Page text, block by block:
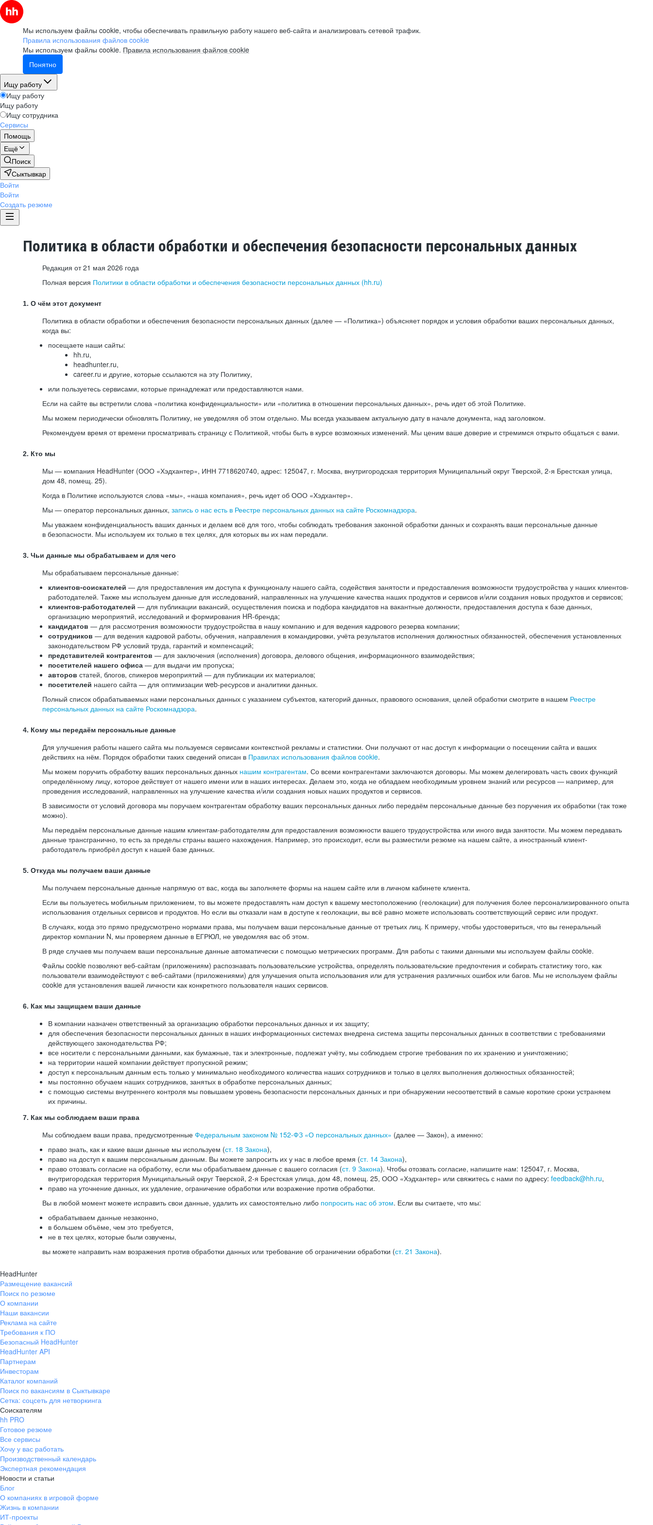
Мы используем файлы cookie, чтобы обеспечивать правильную работу нашего веб-сайта и анализировать сетевой трафик.
Правила использования файлов cookie
Мы используем файлы cookie. Правила использования файлов cookie
Понятно
Ищу работу
Ищу работу
Ищу работу
Ищу сотрудника
Сервисы
Помощь
Ещё
Поиск
Сыктывкар
Войти
Войти
Создать резюме
Политика в области обработки и обеспечения безопасности персональных данных
Редакция от 21 мая 2026 года
Полная версия Политики в области обработки и обеспечения безопасности персональных данных (hh.ru)
1. О чём этот документ
Политика в области обработки и обеспечения безопасности персональных данных (далее — «Политика») объясняет порядок и условия обработки ваших персональных данных,
когда вы:
посещаете наши сайты:
hh.ru,
headhunter.ru,
career.ru и другие, которые ссылаются на эту Политику,
или пользуетесь сервисами, которые принадлежат или предоставляются нами.
Если на сайте вы встретили слова «политика конфиденциальности» или «политика в отношении персональных данных», речь идет об этой Политике.
Мы можем периодически обновлять Политику, не уведомляя об этом отдельно. Мы всегда указываем актуальную дату в начале документа, над заголовком.
Рекомендуем время от времени просматривать страницу с Политикой, чтобы быть в курсе возможных изменений. Мы ценим ваше доверие и стремимся открыто общаться с вами.
2. Кто мы
Мы — компания HeadHunter (ООО «Хэдхантер», ИНН 7718620740, адрес: 125047, г. Москва, внутригородская территория Муниципальный округ Тверской, 2-я Брестская улица,
дом 48, помещ. 25).
Когда в Политике используются слова «мы», «наша компания», речь идет об ООО «Хэдхантер».
Мы — оператор персональных данных, запись о нас есть в Реестре персональных данных на сайте Роскомнадзора.
Мы уважаем конфиденциальность ваших данных и делаем всё для того, чтобы соблюдать требования законной обработки данных и сохранять ваши персональные данные
в безопасности. Мы используем их только в тех целях, для которых вы их нам передали.
3. Чьи данные мы обрабатываем и для чего
Мы обрабатываем персональные данные:
клиентов-соискателей — для предоставления им доступа к функционалу нашего сайта, содействия занятости и предоставления возможности трудоустройства у наших клиентов-
работодателей. Также мы используем данные для исследований, направленных на улучшение качества наших продуктов и сервисов и/или создания новых продуктов и сервисов;
клиентов-работодателей — для публикации вакансий, осуществления поиска и подбора кандидатов на вакантные должности, предоставления доступа к базе данных,
организацию мероприятий, исследований и формирования HR-бренда;
кандидатов — для рассмотрения возможности трудоустройства в нашу компанию и для ведения кадрового резерва компании;
сотрудников — для ведения кадровой работы, обучения, направления в командировки, учёта результатов исполнения должностных обязанностей, обеспечения установленных
законодательством РФ условий труда, гарантий и компенсаций;
представителей контрагентов — для заключения (исполнения) договора, делового общения, информационного взаимодействия;
посетителей нашего офиса — для выдачи им пропуска;
авторов статей, блогов, спикеров мероприятий — для публикации их материалов;
посетителей нашего сайта — для оптимизации web-ресурсов и аналитики данных.
Полный список обрабатываемых нами персональных данных с указанием субъектов, категорий данных, правового основания, целей обработки смотрите в нашем Реестре
персональных данных на сайте Роскомнадзора.
4. Кому мы передаём персональные данные
Для улучшения работы нашего сайта мы пользуемся сервисами контекстной рекламы и статистики. Они получают от нас доступ к информации о посещении сайта и ваших
действиях на нём. Порядок обработки таких сведений описан в Правилах использования файлов cookie.
Мы можем поручить обработку ваших персональных данных нашим контрагентам. Со всеми контрагентами заключаются договоры. Мы можем делегировать часть своих функций
определённому лицу, которое действует от нашего имени или в наших интересах. Делаем это, когда не обладаем необходимым уровнем знаний или ресурсов — например, для
проведения исследований, направленных на улучшение качества и/или создания новых наших продуктов и сервисов.
В зависимости от условий договора мы поручаем контрагентам обработку ваших персональных данных либо передаём персональные данные без поручения их обработки (так тоже
можно).
Мы передаём персональные данные нашим клиентам-работодателям для предоставления возможности вашего трудоустройства или иного вида занятости. Мы можем передавать
данные трансгранично, то есть за пределы страны вашего нахождения. Например, это происходит, если вы разместили резюме на нашем сайте, а иностранный клиент-
работодатель приобрёл доступ к нашей базе данных.
5. Откуда мы получаем ваши данные
Мы получаем персональные данные напрямую от вас, когда вы заполняете формы на нашем сайте или в личном кабинете клиента.
Если вы пользуетесь мобильным приложением, то вы можете предоставлять нам доступ к вашему местоположению (геолокации) для получения более персонализированного опыта
использования отдельных сервисов и продуктов. Но если вы отказали нам в доступе к геолокации, вы всё равно можете использовать соответствующий сервис или продукт.
В случаях, когда это прямо предусмотрено нормами права, мы получаем ваши персональные данные от третьих лиц. К примеру, чтобы удостовериться, что вы генеральный
директор компании N, мы проверяем данные в ЕГРЮЛ, не уведомляя вас об этом.
В ряде случаев мы получаем ваши персональные данные автоматически с помощью метрических программ. Для работы с такими данными мы используем файлы cookie.
Файлы cookie позволяют веб-сайтам (приложениям) распознавать пользовательские устройства, определять пользовательские предпочтения и собирать статистику того, как
пользователи взаимодействуют с веб-сайтами (приложениями) для улучшения опыта использования или для устранения различных ошибок или багов. Мы не используем файлы
cookie для установления вашей личности как конкретного пользователя наших сервисов.
6. Как мы защищаем ваши данные
В компании назначен ответственный за организацию обработки персональных данных и их защиту;
для обеспечения безопасности персональных данных в наших информационных системах внедрена система защиты персональных данных в соответствии с требованиями
действующего законодательства РФ;
все носители с персональными данными, как бумажные, так и электронные, подлежат учёту, мы соблюдаем строгие требования по их хранению и уничтожению;
на территории нашей компании действует пропускной режим;
доступ к персональным данным есть только у минимально необходимого количества наших сотрудников и только в целях выполнения должностных обязанностей;
мы постоянно обучаем наших сотрудников, занятых в обработке персональных данных;
с помощью системы внутреннего контроля мы повышаем уровень безопасности персональных данных и при обнаружении несоответствий в самые короткие сроки устраняем
их причины.
7. Как мы соблюдаем ваши права
Мы соблюдаем ваши права, предусмотренные Федеральным законом № 152-ФЗ «О персональных данных» (далее — Закон), а именно:
право знать, как и какие ваши данные мы используем (ст. 18 Закона),
право на доступ к вашим персональным данным. Вы можете запросить их у нас в любое время (ст. 14 Закона),
право отозвать согласие на обработку, если мы обрабатываем данные с вашего согласия (ст. 9 Закона). Чтобы отозвать согласие, напишите нам: 125047, г. Москва,
внутригородская территория Муниципальный округ Тверской, 2-я Брестская улица, дом 48, помещ. 25, ООО «Хэдхантер» или свяжитесь с нами по адресу: feedback@hh.ru,
право на уточнение данных, их удаление, ограничение обработки или возражение против обработки.
Вы в любой момент можете исправить свои данные, удалить их самостоятельно либо попросить нас об этом. Если вы считаете, что мы:
обрабатываем данные незаконно,
в большем объёме, чем это требуется,
не в тех целях, которые были озвучены,
вы можете направить нам возражения против обработки данных или требование об ограничении обработки (ст. 21 Закона).
HeadHunter
Размещение вакансий
Поиск по резюме
О компании
Наши вакансии
Реклама на сайте
Требования к ПО
Безопасный HeadHunter
HeadHunter API
Партнерам
Инвесторам
Каталог компаний
Поиск по вакансиям в Сыктывкаре
Сетка: соцсеть для нетворкинга
Соискателям
hh PRO
Готовое резюме
Все сервисы
Хочу у вас работать
Производственный календарь
Экспертная рекомендация
Новости и статьи
Блог
О компаниях в игровой форме
Жизнь в компании
ИТ-проекты